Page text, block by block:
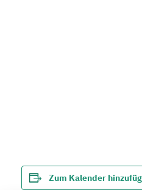
Zum Kalender